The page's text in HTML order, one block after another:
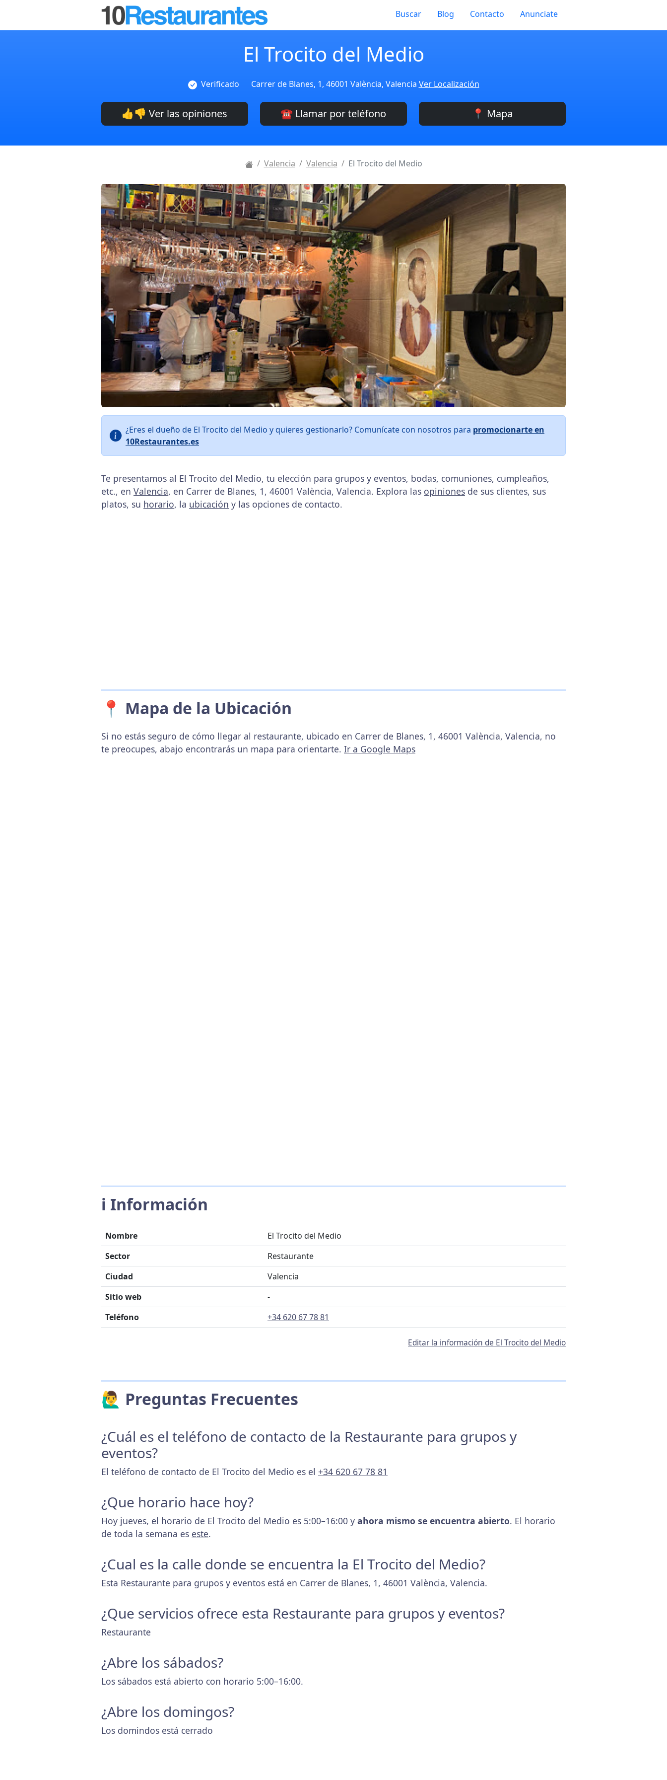
Buscar Blog Contacto Anunciate
El Trocito del Medio
Verificado Carrer de Blanes, 1, 46001 València, Valencia Ver Localización
👍👎 Ver las opiniones ☎️ Llamar por teléfono 📍 Mapa
Valencia Valencia El Trocito del Medio
¿Eres el dueño de El Trocito del Medio y quieres gestionarlo? Comunícate con nosotros para promocionarte en
10Restaurantes.es
Te presentamos al El Trocito del Medio, tu elección para grupos y eventos, bodas, comuniones, cumpleaños,
etc., en Valencia, en Carrer de Blanes, 1, 46001 València, Valencia. Explora las opiniones de sus clientes, sus
platos, su horario, la ubicación y las opciones de contacto.
📍 Mapa de la Ubicación
Si no estás seguro de cómo llegar al restaurante, ubicado en Carrer de Blanes, 1, 46001 València, Valencia, no
te preocupes, abajo encontrarás un mapa para orientarte. Ir a Google Maps
ℹ️ Información
Nombre
El Trocito del Medio
Sector
Restaurante
Ciudad
Valencia
Sitio web
-
Teléfono
+34 620 67 78 81
Editar la información de El Trocito del Medio
🙋‍♂️ Preguntas Frecuentes
¿Cuál es el teléfono de contacto de la Restaurante para grupos y
eventos?
El teléfono de contacto de El Trocito del Medio es el +34 620 67 78 81
¿Que horario hace hoy?
Hoy jueves, el horario de El Trocito del Medio es 5:00–16:00 y ahora mismo se encuentra abierto. El horario
de toda la semana es este.
¿Cual es la calle donde se encuentra la El Trocito del Medio?
Esta Restaurante para grupos y eventos está en Carrer de Blanes, 1, 46001 València, Valencia.
¿Que servicios ofrece esta Restaurante para grupos y eventos?
Restaurante
¿Abre los sábados?
Los sábados está abierto con horario 5:00–16:00.
¿Abre los domingos?
Los domindos está cerrado